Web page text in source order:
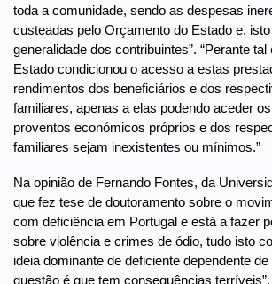
toda a comunidade, sendo as despesas
custeadas pelo Orçamento do Estado e,
generalidade dos contribuintes”. “Perante
Estado condicionou o acesso a estas
rendimentos dos beneficiários e dos
familiares, apenas a elas podendo aceder
proventos económicos próprios e dos
familiares sejam inexistentes ou mínimos.”
Na opinião de Fernando Fontes, da
que fez tese de doutoramento sobre o
com deficiência em Portugal e está a fazer
sobre violência e crimes de ódio, tudo isto
ideia dominante de deficiente dependente de
questão é que tem consequências